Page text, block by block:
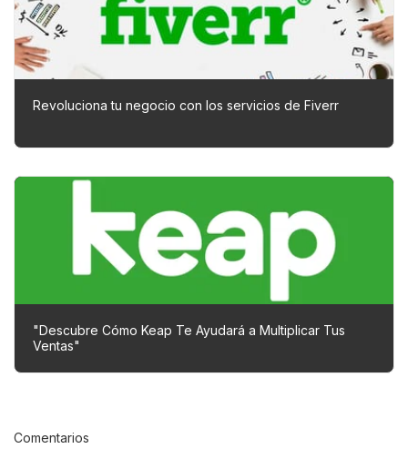
Revoluciona tu negocio con los servicios de Fiverr
"Descubre Cómo Keap Te Ayudará a Multiplicar Tus
Ventas"
Comentarios